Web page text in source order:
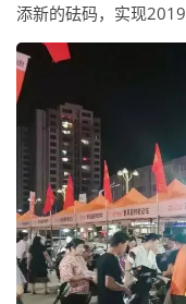
添新的砝码，实现2019